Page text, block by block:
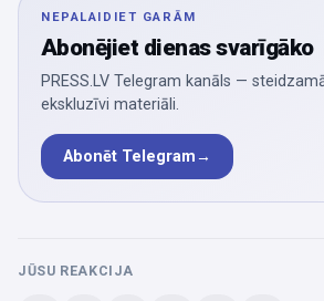
NEPALAIDIET GARĀM
Abonējiet dienas svarīgāko
PRESS.LV Telegram kanāls —
ekskluzīvi materiāli.
Abonēt Telegram→
JŪSU REAKCIJA